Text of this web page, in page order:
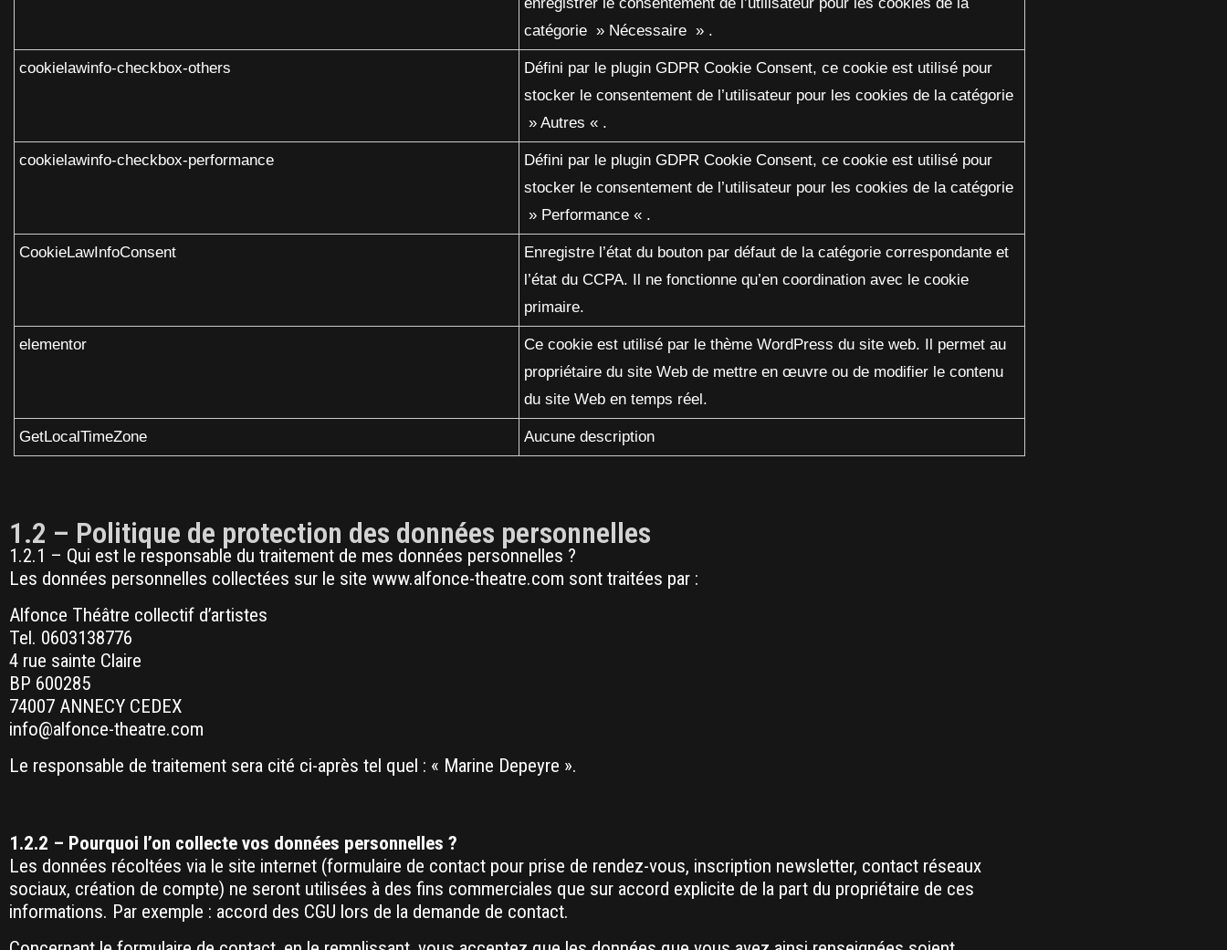
catégorie » Nécessaire » .
cookielawinfo-checkbox-others
Défini par le plugin GDPR Cookie Consent, ce cookie est utilisé pour
stocker le consentement de l’utilisateur pour les cookies de la catégorie
» Autres « .
cookielawinfo-checkbox-performance
Défini par le plugin GDPR Cookie Consent, ce cookie est utilisé pour
stocker le consentement de l’utilisateur pour les cookies de la catégorie
» Performance « .
CookieLawInfoConsent
Enregistre l’état du bouton par défaut de la catégorie correspondante et
l’état du CCPA. Il ne fonctionne qu’en coordination avec le cookie
primaire.
elementor
Ce cookie est utilisé par le thème WordPress du site web. Il permet au
propriétaire du site Web de mettre en œuvre ou de modifier le contenu
du site Web en temps réel.
GetLocalTimeZone Aucune description
1.2 – Politique de protection des données personnelles
1.2.1 – Qui est le responsable du traitement de mes données personnelles ?
Les données personnelles collectées sur le site www.alfonce-theatre.com sont traitées par :
Alfonce Théâtre collectif d’artistes
Tel. 0603138776
4 rue sainte Claire
BP 600285
74007 ANNECY CEDEX
info@alfonce-theatre.com
Le responsable de traitement sera cité ci-après tel quel : « Marine Depeyre ».
1.2.2 – Pourquoi l’on collecte vos données personnelles ?
Les données récoltées via le site internet (formulaire de contact pour prise de rendez-vous, inscription newsletter, contact réseaux
sociaux, création de compte) ne seront utilisées à des fins commerciales que sur accord explicite de la part du propriétaire de ces
informations. Par exemple : accord des CGU lors de la demande de contact.